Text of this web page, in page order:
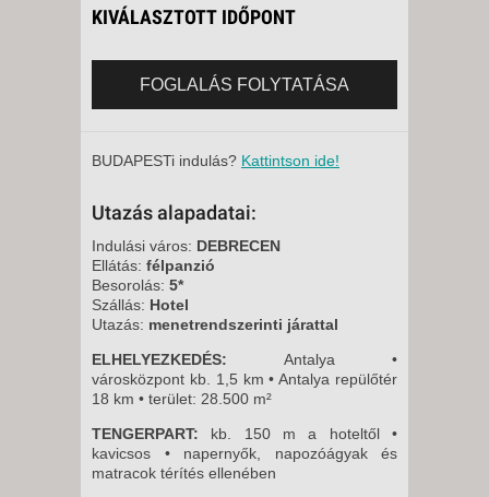
PÉNTEK -
2026. AUGUSZTUS 28.,
2026. AUGUSZTUS 28.,
8 NAP / 7 ÉJSZAKA
2026. SZEPTEMBER 04.,
PÉNTEK -
8 NAP / 7 ÉJSZAKA
2026. SZEPTEMBER 04.,
PÉNTEK -
15 NAP / 14 ÉJSZAKA
PÉNTEK -
8 NAP / 7 ÉJSZAKA
KIVÁLASZTOTT IDŐPONT
FOGLALÁS FOLYTATÁSA
BUDAPESTi indulás? Kattintson ide!
Utazás alapadatai:
Indulási város: DEBRECEN
Ellátás: félpanzió
Besorolás: 5*
Szállás: Hotel
Utazás: menetrendszerinti járattal
ELHELYEZKEDÉS: Antalya •
városközpont kb. 1,5 km • Antalya repülőtér
18 km • terület: 28.500 m²
TENGERPART: kb. 150 m a hoteltől •
kavicsos • napernyők, napozóágyak és
matracok térítés ellenében